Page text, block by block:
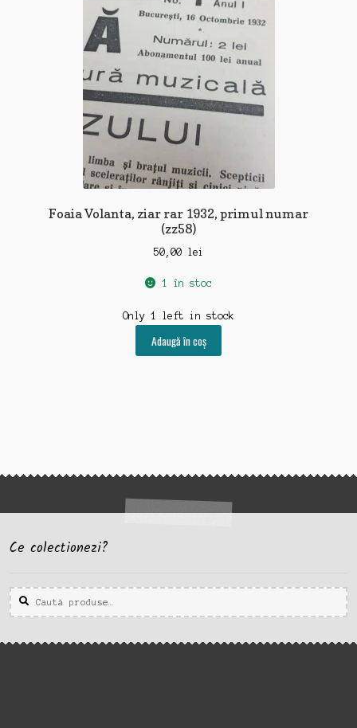
Foaia Volanta, ziar rar 1932, primul numar
(zz58)
50,00 lei
1 în stoc
Only 1 left in stock
Adaugă în coș
Ce colectionezi?
Caută
după:
Caută